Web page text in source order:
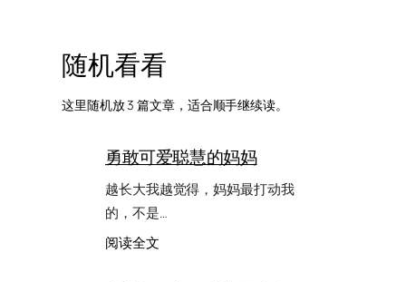
随机看看
这里随机放 3 篇文章，适合顺手继续读。
勇敢可爱聪慧的妈妈
越长大我越觉得，妈妈最打动我
的，不是…
阅读全文：